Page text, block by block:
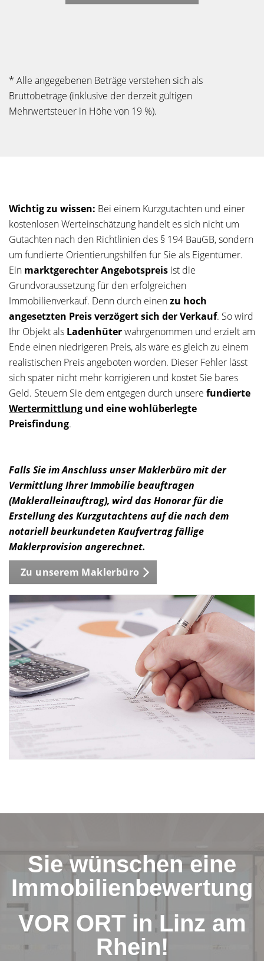
* Alle angegebenen Beträge verstehen sich als
Bruttobeträge (inklusive der derzeit gültigen
Mehrwertsteuer in Höhe von 19 %).
Wichtig zu wissen: Bei einem Kurzgutachten und einer
kostenlosen Werteinschätzung handelt es sich nicht um
Gutachten nach den Richtlinien des § 194 BauGB, sondern
um fundierte Orientierungshilfen für Sie als Eigentümer.
Ein marktgerechter Angebotspreis ist die
Grundvoraussetzung für den erfolgreichen
Immobilienverkauf. Denn durch einenzu hoch
angesetzten Preis verzögert sich der Verkauf. So wird
Ihr Objekt als Ladenhüterwahrgenommen und erzielt am
Ende einen niedrigeren Preis, als wäre es gleich zu einem
realistischen Preis angeboten worden. Dieser Fehler lässt
sich später nicht mehr korrigieren und kostet Sie bares
Geld. Steuern Sie dem entgegen durch unsere fundierte
Wertermittlung und eine wohlüberlegte
Preisfindung.
Falls Sie im Anschluss unser Maklerbüro mit der
Vermittlung Ihrer Immobilie beauftragen
(Makleralleinauftrag), wird das Honorar für die
Erstellung des Kurzgutachtens auf die nach dem
notariell beurkundeten Kaufvertrag fällige
Maklerprovision angerechnet.
Zu unserem Maklerbüro
Sie wünschen eine
Immobilienbewertung
VOR ORT in Linz am
Rhein!